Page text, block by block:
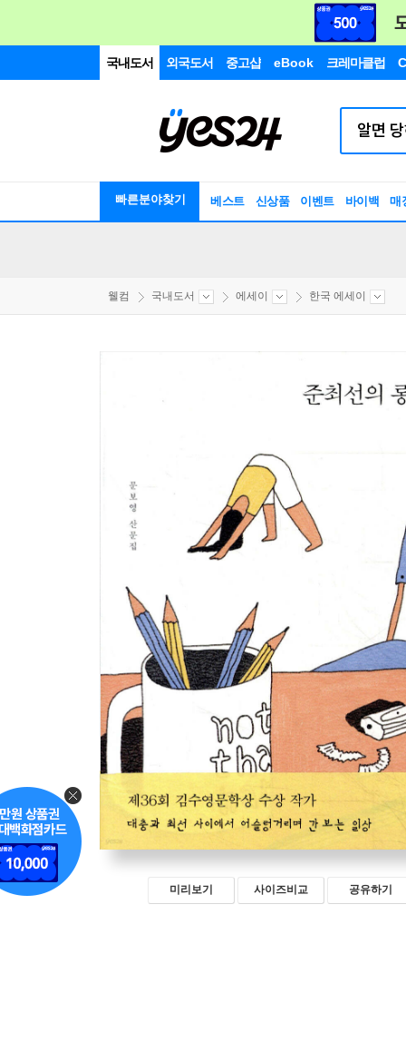
국내도서 외국도서 중고샵 eBook 크레마클럽
빠른분야찾기 베스트 신상품 이벤트 바이백 매
웰컴 국내도서 에세이 한국 에세이
미리보기 사이즈비교 공유하기